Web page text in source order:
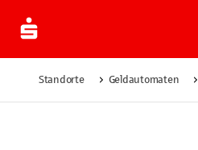
Standorte Geldautomaten